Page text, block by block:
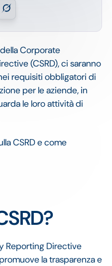
Corporate
(CSRD), ci saranno
requisiti obbligatori di
per le aziende, in
le loro attività di
CSRD e come
Reporting Directive
la trasparenza e